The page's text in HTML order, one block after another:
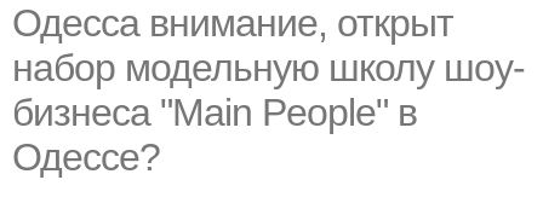
Одесса внимание, открыт
набор модельную школу шоу-
бизнеса "Main People" в
Одессе?